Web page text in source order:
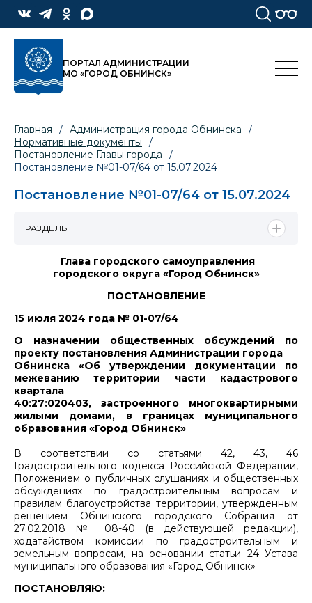
ПОРТАЛ АДМИНИСТРАЦИИ
МО «ГОРОД ОБНИНСК»
Главная / Администрация города Обнинска
/
Нормативные документы
/
Постановление Главы города
/
Постановление №01-07/64 от 15.07.2024
Постановление №01-07/64 от 15.07.2024
Глава городского самоуправления
городского округа «Город Обнинск»
ПОСТАНОВЛЕНИЕ
15 июля 2024 года № 01-07/64
О назначении общественных обсуждений по
проекту постановления Администрации города
Обнинска «Об утверждении документации по
межеванию территории части кадастрового
квартала
40:27:020403, застроенного многоквартирными
жилыми домами, в границах муниципального
образования «Город Обнинск»
В соответствии со статьями 42, 43, 46
Градостроительного кодекса Российской Федерации,
Положением о публичных слушаниях и общественных
обсуждениях по градостроительным вопросам и
правилам благоустройства территории, утвержденным
решением Обнинского городского Собрания от
27.02.2018 № 08-40 (в действующей редакции),
ходатайством комиссии по градостроительным и
земельным вопросам, на основании статьи 24 Устава
муниципального образования «Город Обнинск»
ПОСТАНОВЛЯЮ:
РАЗДЕЛЫ